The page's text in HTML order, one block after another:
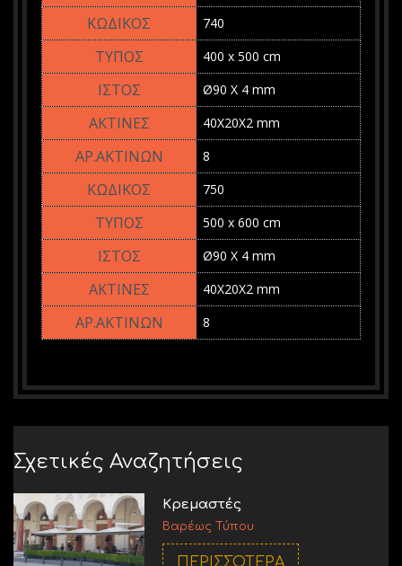
740
400 x 500 cm
Ø90 X 4 mm
40Χ20Χ2 mm
8
750
500 x 600 cm
Ø90 X 4 mm
40Χ20Χ2 mm
8
Σχετικές Αναζητήσεις
Κρεμαστές
Βαρέως Τύπου
ΠΕΡΙΣΣΟΤΕΡΑ